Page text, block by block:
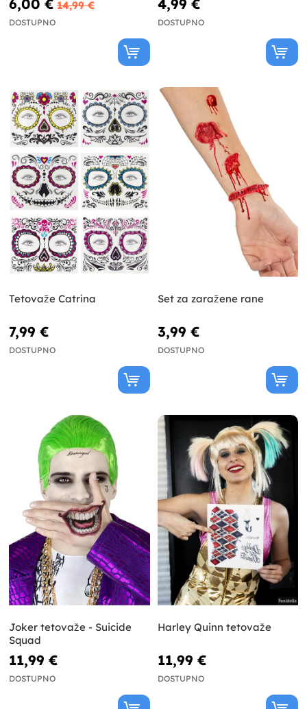
6,00 € 14,99 €
DOSTUPNO
4,99 €
DOSTUPNO
Tetovaže Catrina
7,99 €
DOSTUPNO
Set za zaražene rane
3,99 €
DOSTUPNO
Joker tetovaže - Suicide
Squad
11,99 €
DOSTUPNO
Harley Quinn tetovaže
11,99 €
DOSTUPNO